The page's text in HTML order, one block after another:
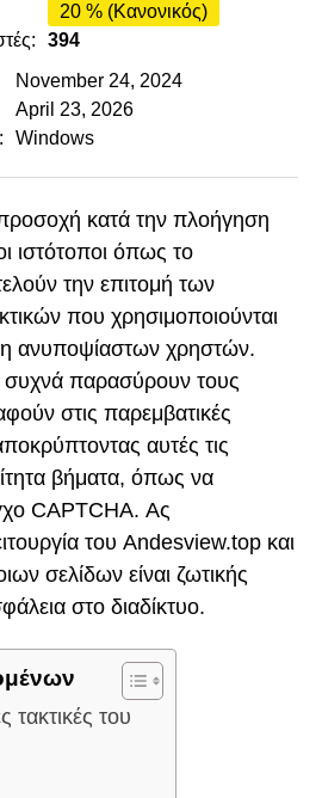
20 % (Κανονικός)
394
November 24, 2024
April 23, 2026
Windows
κατά την πλοήγηση
ιστότοποι όπως το
την επιτομή των
που χρησιμοποιούνται
ανυποψίαστων χρηστών.
συχνά παρασύρουν τους
στις παρεμβατικές
αυτές τις
βήματα, όπως να
CAPTCHA. Ας
του Andesview.top και
σελίδων είναι ζωτικής
στο διαδίκτυο.
τακτικές του